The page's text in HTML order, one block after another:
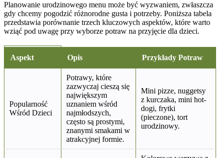
Planowanie urodzinowego menu może być wyzwaniem, zwłaszcza
gdy chcemy pogodzić różnorodne gusta i potrzeby. Poniższa tabela
przedstawia porównanie trzech kluczowych aspektów, które warto
wziąć pod uwagę przy wyborze potraw na przyjęcie dla dzieci.
Aspekt Opis Przykłady Potraw
Popularność
Wśród Dzieci
Potrawy, które
zazwyczaj cieszą się
największym
uznaniem wśród
najmłodszych,
często są prostymi,
znanymi smakami w
atrakcyjnej formie.
Mini pizze, nuggetsy
z kurczaka, mini hot-
dogi, frytki
(pieczone), tort
urodzinowy.